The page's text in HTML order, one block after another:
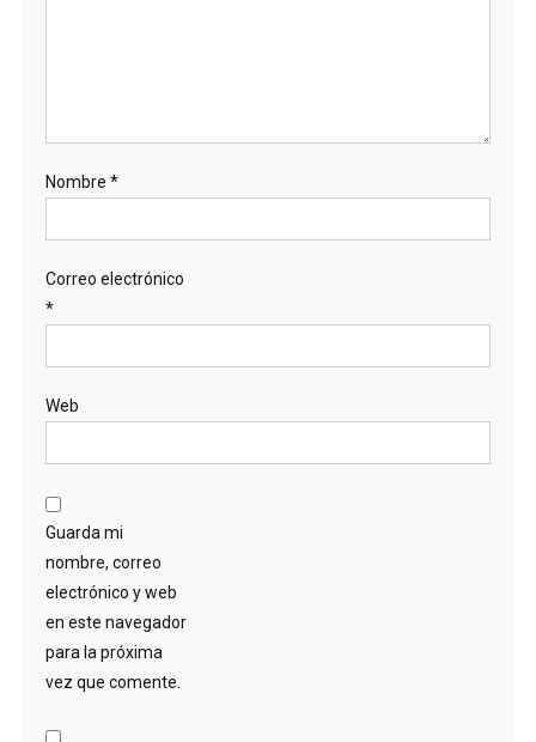
Nombre *
Correo electrónico
*
Web
Guarda mi
nombre, correo
electrónico y web
en este navegador
para la próxima
vez que comente.